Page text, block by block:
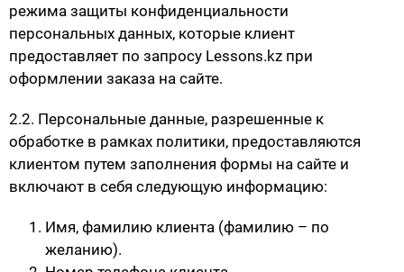
режима защиты конфиденциальности
персональных данных, которые клиент
предоставляет по запросу Lessons.kz при
оформлении заказа на сайте.
2.2. Персональные данные, разрешенные к
обработке в рамках политики, предоставляются
клиентом путем заполнения формы на сайте и
включают в себя следующую информацию:
Имя, фамилию клиента (фамилию – по
желанию).